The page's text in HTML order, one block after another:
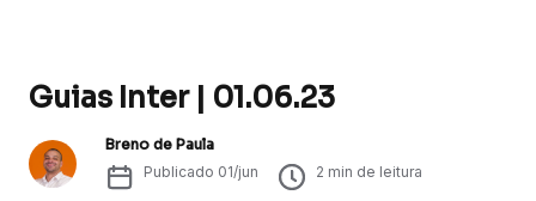
Guias Inter | 01.06.23
Breno de Paula
Publicado 01/jun 2 min de leitura